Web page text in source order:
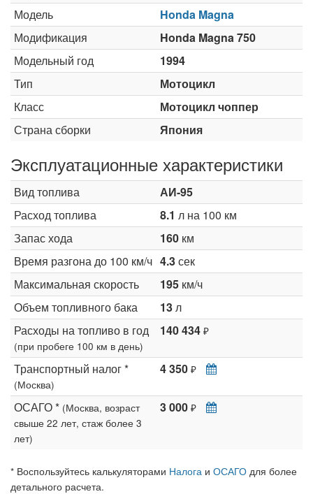
Модель
Honda Magna
Модификация
Honda Magna 750
Модельный год
1994
Тип
Мотоцикл
Класс
Мотоцикл чоппер
Страна сборки
Япония
Эксплуатационные характеристики
Вид топлива
АИ-95
Расход топлива
8.1 л на 100 км
Запас хода
160 км
Время разгона до 100 км/ч 4.3сек
Максимальная скорость
195 км/ч
Объем топливного бака
13л
Расходы на топливо в год
(при пробеге 100 км в день)
140 434 ₽
Транспортный налог *
(Москва)
4 350 ₽
ОСАГО * (Москва, возраст
свыше 22 лет, стаж более 3
лет)
3 000 ₽
* Воспользуйтесь калькуляторами Налога и ОСАГО для более
детального расчета.